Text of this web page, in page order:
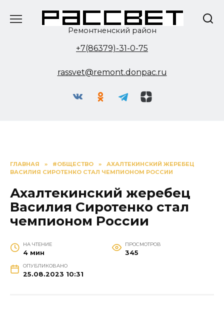
Ремонтненский район
+7(86379)-31-0-75
rassvet@remont.donpac.ru
ГЛАВНАЯ » #ОБЩЕСТВО »
АХАЛТЕКИНСКИЙ ЖЕРЕБЕЦ
ВАСИЛИЯ СИРОТЕНКО СТАЛ ЧЕМПИОНОМ РОССИИ
Ахалтекинский жеребец
Василия Сиротенко стал
чемпионом России
НА ЧТЕНИЕ
4 мин
ПРОСМОТРОВ
345
ОПУБЛИКОВАНО
25.08.2023 10:31